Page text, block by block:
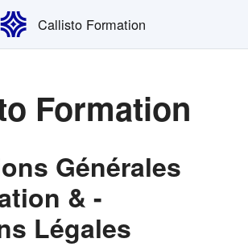
Callisto Formation
Formation
Générales
& -
Légales